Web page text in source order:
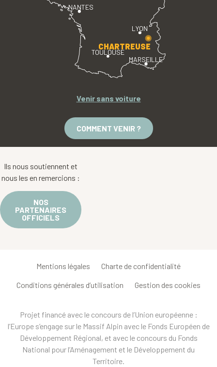
LYON
TOULOUSE
MARSEILLE
NANTES
CHARTREUSE
Venir sans voiture
COMMENT VENIR ?
Ils nous soutiennent et
nous les en remercions :
NOS
PARTENAIRES
OFFICIELS
Mentions légales Charte de confidentialité
Conditions générales d’utilisation Gestion des cookies
Projet financé avec le concours de l’Union européenne :
l’Europe s’engage sur le Massif Alpin avec le Fonds Européen de
Développement Régional, et avec le concours du Fonds
National pour l’Aménagement et le Développement du
Territoire.